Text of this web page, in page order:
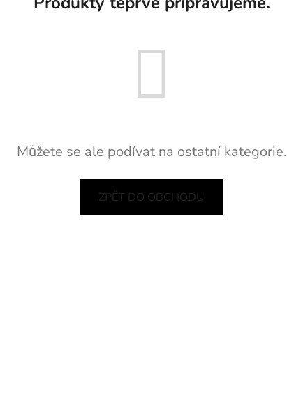
Můžete se ale podívat na ostatní kategorie.
ZPĚT DO OBCHODU